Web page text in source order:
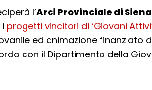
l’Arci Provinciale di Siena
i progetti vincitori di ‘Giovani
ed animazione finanziato
con il Dipartimento della